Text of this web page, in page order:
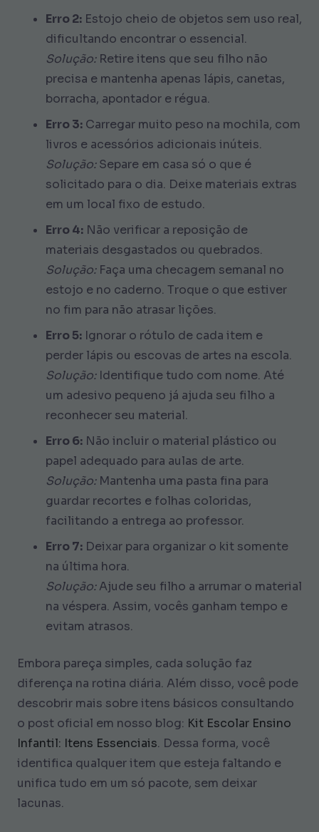
Erro 2: Estojo cheio de objetos sem uso real,
dificultando encontrar o essencial.
Solução:Retire itens que seu filho não
precisa e mantenha apenas lápis, canetas,
borracha, apontador e régua.
Erro 3: Carregar muito peso na mochila, com
livros e acessórios adicionais inúteis.
Solução:Separe em casa só o que é
solicitado para o dia. Deixe materiais extras
em um local fixo de estudo.
Erro 4: Não verificar a reposição de
materiais desgastados ou quebrados.
Solução:Faça uma checagem semanal no
estojo e no caderno. Troque o que estiver
no fim para não atrasar lições.
Erro 5: Ignorar o rótulo de cada item e
perder lápis ou escovas de artes na escola.
Solução:Identifique tudo com nome. Até
um adesivo pequeno já ajuda seu filho a
reconhecer seu material.
Erro 6: Não incluir o material plástico ou
papel adequado para aulas de arte.
Solução:Mantenha uma pasta fina para
guardar recortes e folhas coloridas,
facilitando a entrega ao professor.
Erro 7: Deixar para organizar o kit somente
na última hora.
Solução:Ajude seu filho a arrumar o material
na véspera. Assim, vocês ganham tempo e
evitam atrasos.
Embora pareça simples, cada solução faz
diferença na rotina diária. Além disso, você pode
descobrir mais sobre itens básicos consultando
o post oficial em nosso blog: Kit Escolar Ensino
Infantil: Itens Essenciais. Dessa forma, você
identifica qualquer item que esteja faltando e
unifica tudo em um só pacote, sem deixar
lacunas.